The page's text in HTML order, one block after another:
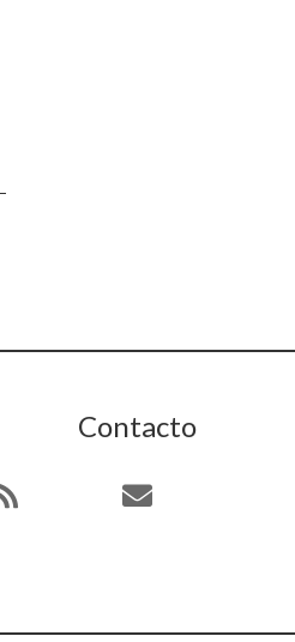
Contacto